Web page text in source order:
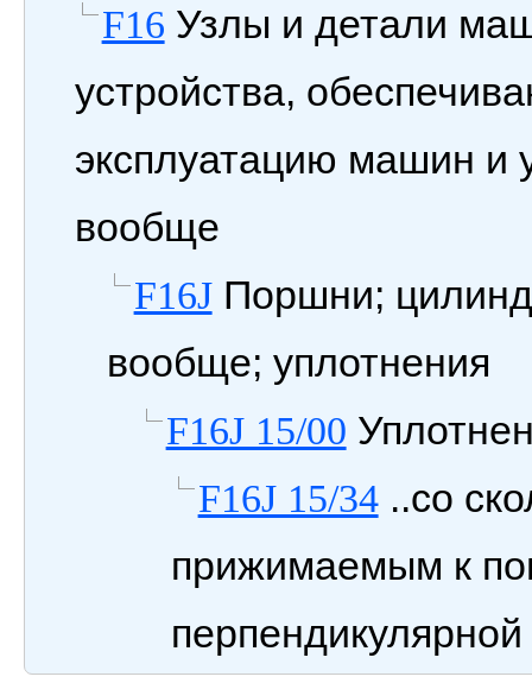
F16 Узлы и детали
устройства,
эксплуатацию машин и
вообще
F16JПоршни;
вообще; уплотнения
F16J 15/00
F16J 15/34..со
прижимаемым к